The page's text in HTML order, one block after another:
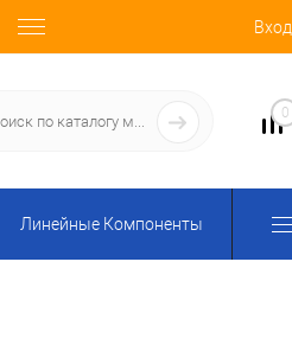
Вход
0
Линейные Компоненты